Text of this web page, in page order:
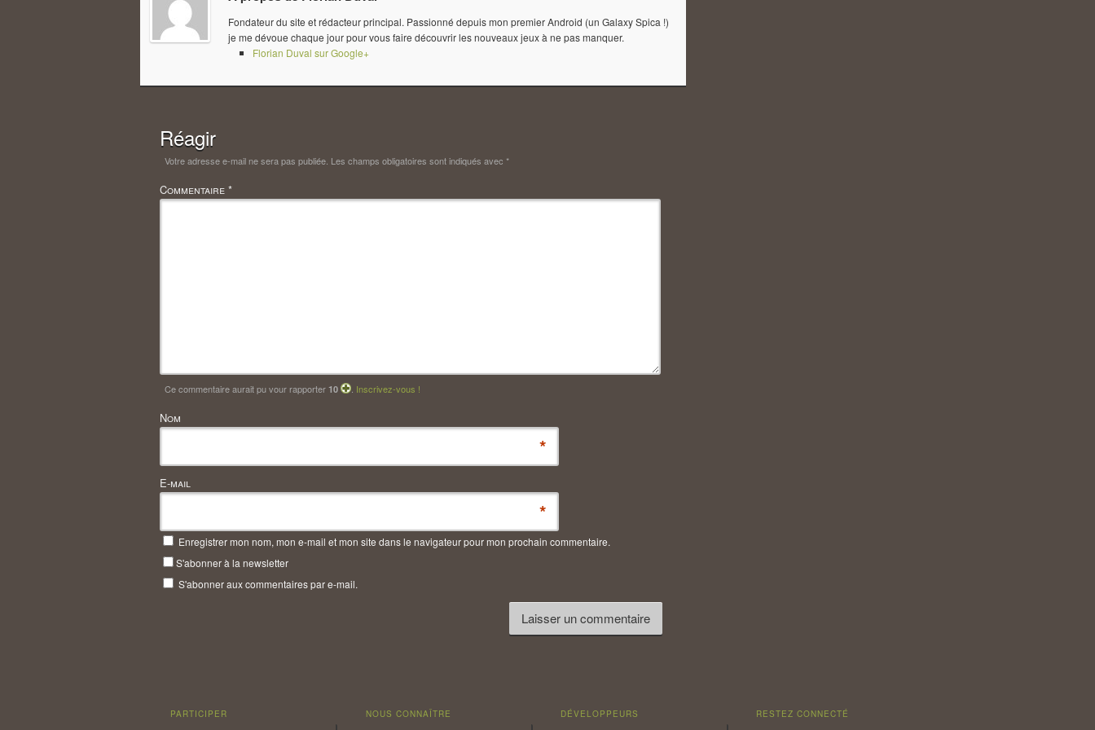
Fondateur du site et rédacteur principal. Passionné depuis mon premier Android (un Galaxy Spica !)
je me dévoue chaque jour pour vous faire découvrir les nouveaux jeux à ne pas manquer.
Florian Duval sur Google+
Réagir
Votre adresse e-mail ne sera pas publiée. Les champs obligatoires sont indiqués avec *
Commentaire*
Ce commentaire aurait pu vour rapporter 10 . Inscrivez-vous !
Nom
*
E-mail
*
Enregistrer mon nom, mon e-mail et mon site dans le navigateur pour mon prochain commentaire.
S'abonner à la newsletter
S'abonner aux commentaires par e-mail.
PARTICIPER NOUS CONNAÎTRE DÉVELOPPEURS RESTEZ CONNECTÉ